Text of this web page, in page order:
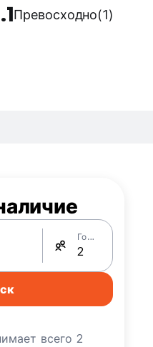
Превосходно(1)
Гости
всего 2